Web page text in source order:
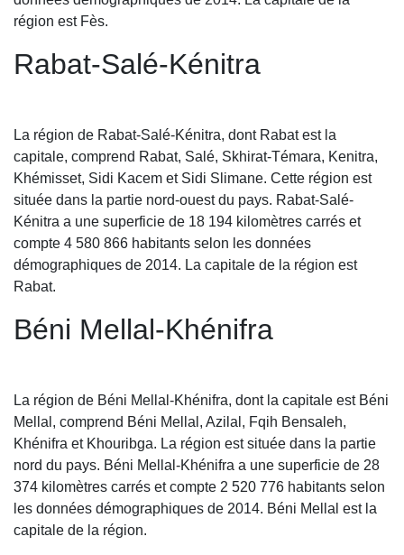
région est Fès.
Rabat-Salé-Kénitra
La région de Rabat-Salé-Kénitra, dont Rabat est la
capitale, comprend Rabat, Salé, Skhirat-Témara, Kenitra,
Khémisset, Sidi Kacem et Sidi Slimane. Cette région est
située dans la partie nord-ouest du pays. Rabat-Salé-
Kénitra a une superficie de 18 194 kilomètres carrés et
compte 4 580 866 habitants selon les données
démographiques de 2014. La capitale de la région est
Rabat.
Béni Mellal-Khénifra
La région de Béni Mellal-Khénifra, dont la capitale est Béni
Mellal, comprend Béni Mellal, Azilal, Fqih Bensaleh,
Khénifra et Khouribga. La région est située dans la partie
nord du pays. Béni Mellal-Khénifra a une superficie de 28
374 kilomètres carrés et compte 2 520 776 habitants selon
les données démographiques de 2014. Béni Mellal est la
capitale de la région.